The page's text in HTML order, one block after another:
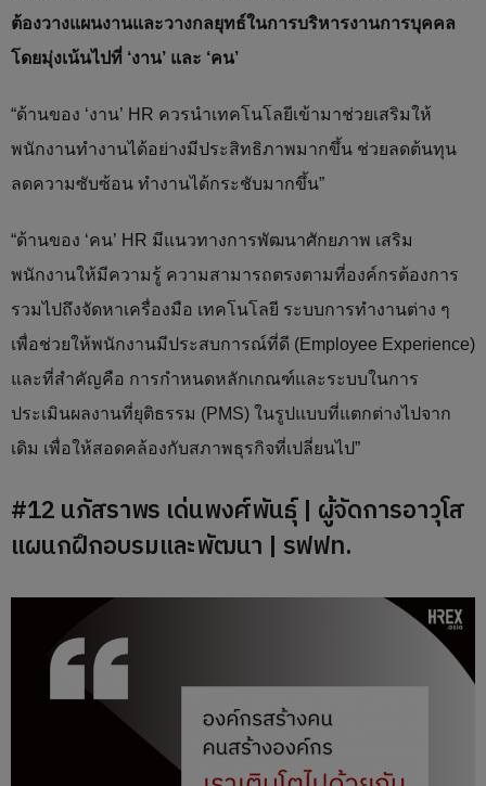
ต้องวางแผนงานและวางกลยุทธ์ในการบริหารงานการบุคคล
โดยมุ่งเน้นไปที่ ‘งาน’ และ ‘คน’
“ด้านของ ‘งาน’ HR ควรนำเทคโนโลยีเข้ามาช่วยเสริมให้
พนักงานทำงานได้อย่างมีประสิทธิภาพมากขึ้น ช่วยลดต้นทุน
ลดความซับซ้อน ทำงานได้กระชับมากขึ้น”
“ด้านของ ‘คน’ HR มีแนวทางการพัฒนาศักยภาพ เสริม
พนักงานให้มีความรู้ ความสามารถตรงตามที่องค์กรต้องการ
รวมไปถึงจัดหาเครื่องมือ เทคโนโลยี ระบบการทำงานต่าง ๆ
เพื่อช่วยให้พนักงานมีประสบการณ์ที่ดี (Employee Experience)
และที่สำคัญคือ การกำหนดหลักเกณฑ์และระบบในการ
ประเมินผลงานที่ยุติธรรม (PMS) ในรูปแบบที่แตกต่างไปจาก
เดิม เพื่อให้สอดคล้องกับสภาพธุรกิจที่เปลี่ยนไป”
#12 นภัสราพร เด่นพงศ์พันธุ์ | ผู้จัดการอาวุโส
แผนกฝึกอบรมและพัฒนา | รฟฟท.